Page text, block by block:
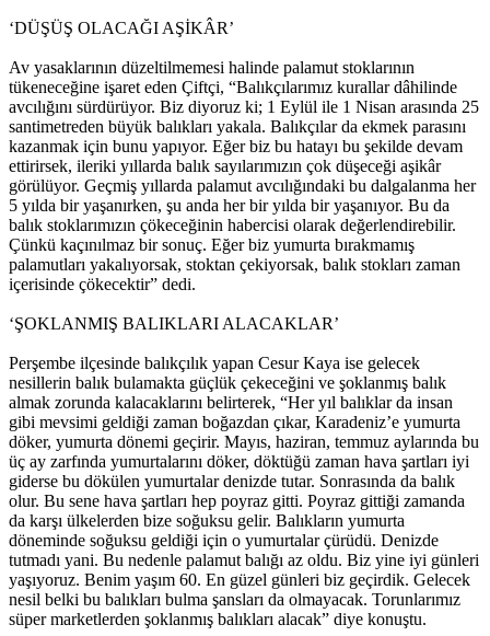
‘DÜŞÜŞ OLACAĞI AŞİKÂR’
Av yasaklarının düzeltilmemesi halinde palamut stoklarının
tükeneceğine işaret eden Çiftçi, “Balıkçılarımız kurallar dâhilinde
avcılığını sürdürüyor. Biz diyoruz ki; 1 Eylül ile 1 Nisan arasında 25
santimetreden büyük balıkları yakala. Balıkçılar da ekmek parasını
kazanmak için bunu yapıyor. Eğer biz bu hatayı bu şekilde devam
ettirirsek, ileriki yıllarda balık sayılarımızın çok düşeceği aşikâr
görülüyor. Geçmiş yıllarda palamut avcılığındaki bu dalgalanma her
5 yılda bir yaşanırken, şu anda her bir yılda bir yaşanıyor. Bu da
balık stoklarımızın çökeceğinin habercisi olarak değerlendirebilir.
Çünkü kaçınılmaz bir sonuç. Eğer biz yumurta bırakmamış
palamutları yakalıyorsak, stoktan çekiyorsak, balık stokları zaman
içerisinde çökecektir” dedi.
‘ŞOKLANMIŞ BALIKLARI ALACAKLAR’
Perşembe ilçesinde balıkçılık yapan Cesur Kaya ise gelecek
nesillerin balık bulamakta güçlük çekeceğini ve şoklanmış balık
almak zorunda kalacaklarını belirterek, “Her yıl balıklar da insan
gibi mevsimi geldiği zaman boğazdan çıkar, Karadeniz’e yumurta
döker, yumurta dönemi geçirir. Mayıs, haziran, temmuz aylarında bu
üç ay zarfında yumurtalarını döker, döktüğü zaman hava şartları iyi
giderse bu dökülen yumurtalar denizde tutar. Sonrasında da balık
olur. Bu sene hava şartları hep poyraz gitti. Poyraz gittiği zamanda
da karşı ülkelerden bize soğuksu gelir. Balıkların yumurta
döneminde soğuksu geldiği için o yumurtalar çürüdü. Denizde
tutmadı yani. Bu nedenle palamut balığı az oldu. Biz yine iyi günleri
yaşıyoruz. Benim yaşım 60. En güzel günleri biz geçirdik. Gelecek
nesil belki bu balıkları bulma şansları da olmayacak. Torunlarımız
süper marketlerden şoklanmış balıkları alacak” diye konuştu.